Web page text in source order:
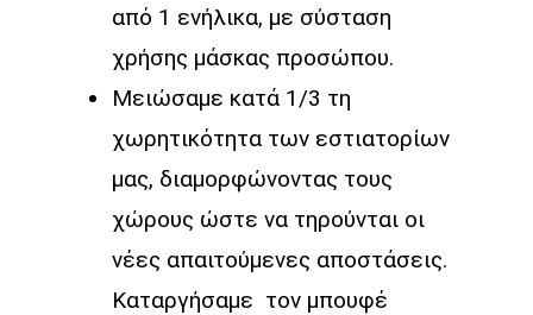
από 1 ενήλικα, με σύσταση
χρήσης μάσκας προσώπου.
Μειώσαμε κατά 1/3 τη
χωρητικότητα των εστιατορίων
μας, διαμορφώνοντας τους
χώρους ώστε να τηρούνται οι
νέες απαιτούμενες αποστάσεις.
Καταργήσαμε τον μπουφέ